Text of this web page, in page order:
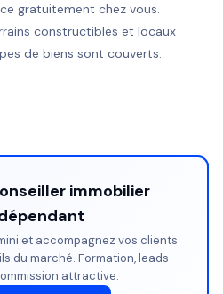
gratuitement chez vous.
constructibles et locaux
de biens sont couverts.
immobilier
et accompagnez vos clients
du marché. Formation, leads
attractive.